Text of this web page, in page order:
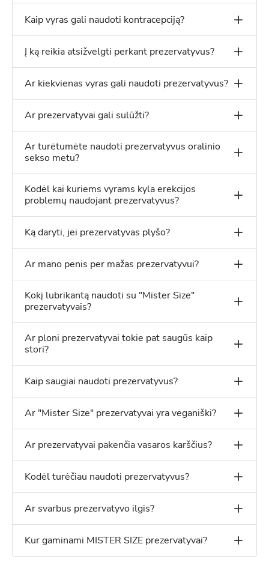
Kaip vyras gali naudoti kontracepciją?
Į ką reikia atsižvelgti perkant prezervatyvus?
Ar kiekvienas vyras gali naudoti prezervatyvus?
Ar prezervatyvai gali sulūžti?
Ar turėtumėte naudoti prezervatyvus oralinio
sekso metu?
Kodėl kai kuriems vyrams kyla erekcijos
problemų naudojant prezervatyvus?
Ką daryti, jei prezervatyvas plyšo?
Ar mano penis per mažas prezervatyvui?
Kokį lubrikantą naudoti su "Mister Size"
prezervatyvais?
Ar ploni prezervatyvai tokie pat saugūs kaip
stori?
Kaip saugiai naudoti prezervatyvus?
Ar "Mister Size" prezervatyvai yra veganiški?
Ar prezervatyvai pakenčia vasaros karščius?
Kodėl turėčiau naudoti prezervatyvus?
Ar svarbus prezervatyvo ilgis?
Kur gaminami MISTER SIZE prezervatyvai?